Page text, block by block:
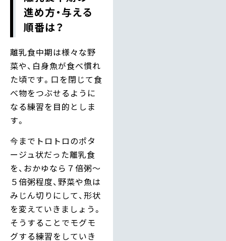
進め方・与える
順番は？
離乳食中期は様々な野
菜や、白身魚が食べ慣れ
た頃です。口を閉じて食
べ物をつぶせるように
なる練習を目的としま
す。
今までトロトロのポタ
ージュ状だった離乳食
を、おかゆなら７倍粥～
５倍粥程度、野菜や魚は
みじん切りにして、形状
を変えていきましょう。
そうすることでモグモ
グする練習をしていき